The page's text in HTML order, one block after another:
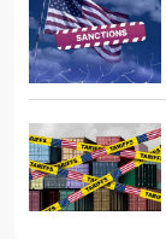
в кафе
12:28, 07.08.2026
В
человека
12:12, 07.08.2026
Макгрегор
октагон
12:00, 07.08.2026
Опасный вирус